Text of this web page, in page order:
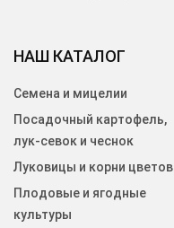
НАШ КАТАЛОГ
Семена и мицелии
Посадочный картофель,
лук-севок и чеснок
Луковицы и корни цветов
Плодовые и ягодные
культуры